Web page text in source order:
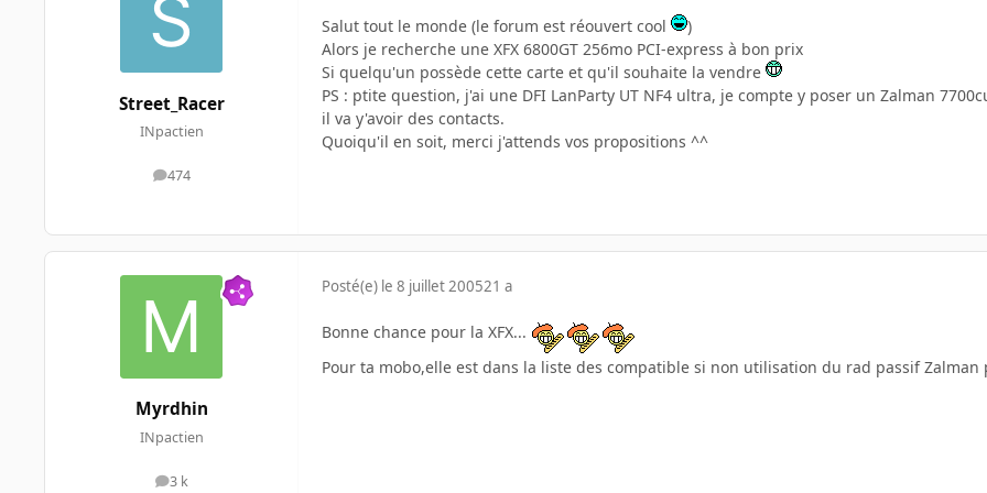
Street_Racer
INpactien
474
messages
Salut tout le monde (le forum est réouvert cool
)
Alors je recherche une XFX 6800GT 256mo PCI-express à bon prix
Si quelqu'un possède cette carte et qu'il souhaite la vendre
PS : ptite question, j'ai une DFI LanParty UT NF4 ultra, je compte y poser un Zalman
il va y'avoir des contacts.
Quoiqu'il en soit, merci j'attends vos propositions ^^
Myrdhin
INpactien
3 k
messages
Posté(e) le 8 juillet 200521 a
Bonne chance pour la XFX...
Pour ta mobo,elle est dans la liste des compatible si non utilisation du rad passif